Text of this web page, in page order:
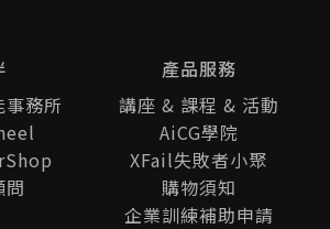
務所
問
產品服務
講座 & 課程 & 活動
AiCG學院
XFail失敗者小聚
購物須知
企業訓練補助申請